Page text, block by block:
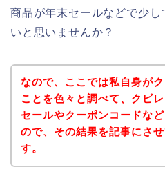
商品が年末セールなどで少
いと思いませんか？
なので、ここでは私自身が
ことを色々と調べて、クビ
セールやクーポンコードな
ので、その結果を記事にさ
す。